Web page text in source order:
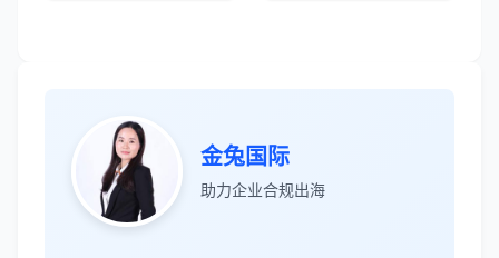
金兔国际
助力企业合规出海
张先生
服务专业高效，一周就完成了泰国公司注